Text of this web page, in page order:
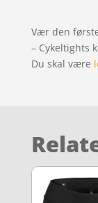
Vær den
– Cykeltights
Du skal være